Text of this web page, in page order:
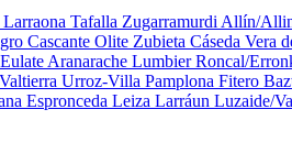
Larraona Tafalla Zugarramurdi Allín/
Cascante Olite Zubieta Cáseda Vera
Eulate Aranarache LumbierRoncal/
Valtierra Urroz-Villa Pamplona Fitero
Espronceda Leiza Larráun Luzaide/